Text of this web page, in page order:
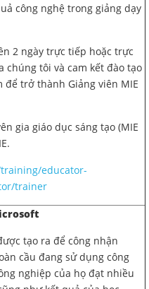
công nghệ trong giảng dạy
2 ngày trực tiếp hoặc trực
chúng tôi và cam kết đào tạo
để trở thành Giảng viên MIE
gia giáo dục sáng tạo (MIE
educator-
trainer
tạo ra để công nhận
cầu đang sử dụng công
nghiệp của họ đạt nhiều